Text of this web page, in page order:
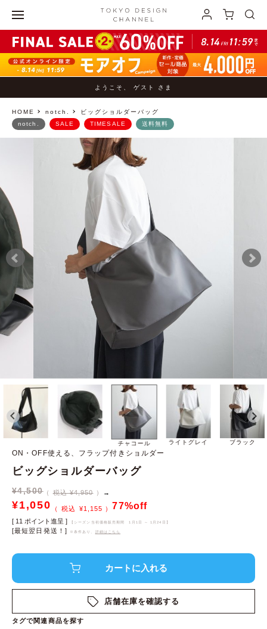
ようこそ、 ゲスト さま
HOME notch. ビッグショルダーバッグ
チャコール ライトグレイ ブラック
notch. SALE TIMESALE 送料無料
ON・OFF使える、フラップ付きショルダー
ビッグショルダーバッグ
¥4,500 税込 ¥4,950 →
¥1,050 ¥1,155 77%off
[ 11 ポイント進呈 ] 【シーズン当初価格販売期間 1月1日 ～ 1月24日 】
[最短翌日発送！] ※条件あり、 詳細はこちら
店舗在庫を確認する